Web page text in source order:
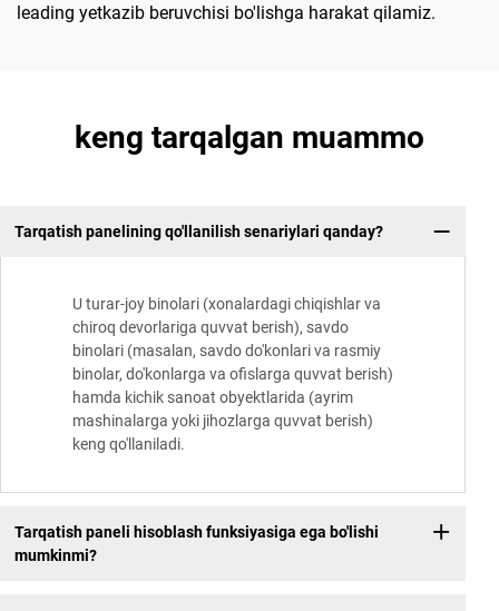
leading yetkazib beruvchisi bo'lishga harakat qilamiz.
keng tarqalgan muammo
Tarqatish panelining qo'llanilish senariylari qanday?
U turar-joy binolari (xonalardagi chiqishlar va
chiroq devorlariga quvvat berish), savdo
binolari (masalan, savdo do'konlari va rasmiy
binolar, do'konlarga va ofislarga quvvat berish)
hamda kichik sanoat obyektlarida (ayrim
mashinalarga yoki jihozlarga quvvat berish)
keng qo'llaniladi.
Tarqatish paneli hisoblash funksiyasiga ega bo'lishi
mumkinmi?